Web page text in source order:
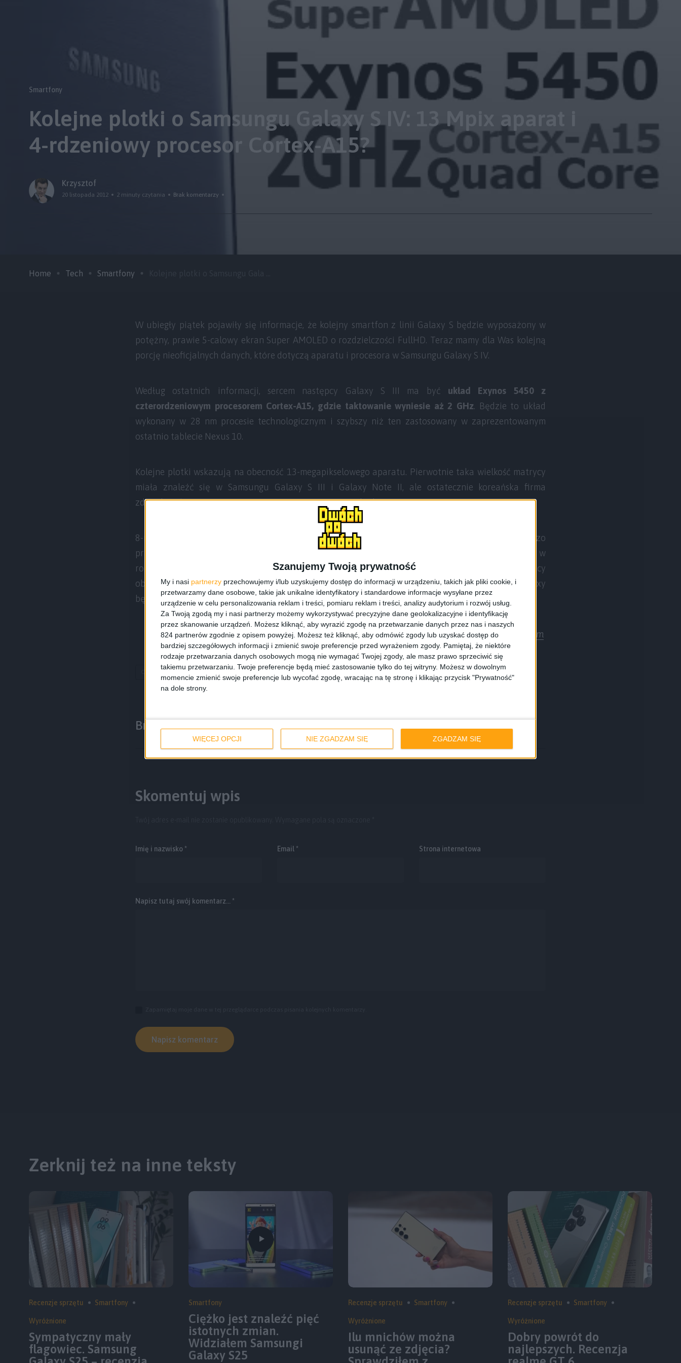
Szanujemy Twoją prywatność
My i nasi partnerzy przechowujemy i/lub uzyskujemy dostęp do informacji w urządzeniu, takich jak pliki cookie, i
przetwarzamy dane osobowe, takie jak unikalne identyfikatory i standardowe informacje wysyłane przez
urządzenie w celu personalizowania reklam i treści, pomiaru reklam i treści, analizy audytorium i rozwój usług.
Za Twoją zgodą my i nasi partnerzy możemy wykorzystywać precyzyjne dane geolokalizacyjne i identyfikację
przez skanowanie urządzeń. Możesz kliknąć, aby wyrazić zgodę na przetwarzanie danych przez nas i naszych
824 partnerów zgodnie z opisem powyżej. Możesz też kliknąć, aby odmówić zgody lub uzyskać dostęp do
bardziej szczegółowych informacji i zmienić swoje preferencje przed wyrażeniem zgody. Pamiętaj, że niektóre
rodzaje przetwarzania danych osobowych mogą nie wymagać Twojej zgody, ale masz prawo sprzeciwić się
takiemu przetwarzaniu. Twoje preferencje będą mieć zastosowanie tylko do tej witryny. Możesz w dowolnym
momencie zmienić swoje preferencje lub wycofać zgodę, wracając na tę stronę i klikając przycisk "Prywatność"
na dole strony.
WIĘCEJ OPCJI NIE ZGADZAM SIĘ ZGADZAM SIĘ
Smartfony
Kolejne plotki o Samsungu Galaxy S IV: 13 Mpix aparat i
4-rdzeniowy procesor Cortex-A15?
Krzysztof
20 listopada 2012 2 minuty czytania Brak komentarzy
Home Tech Smartfony
W ubiegły piątek pojawiły się informacje, że kolejny smartfon z linii Galaxy S będzie wyposażony w
potężny, prawie 5-calowy ekran Super AMOLED o rozdzielczości FullHD. Teraz mamy dla Was kolejną
porcję nieoficjalnych danych, które dotyczą aparatu i procesora w Samsungu Galaxy S IV.
Według ostatnich informacji, sercem następcy Galaxy S III ma być układ Exynos 5450 z
czterordzeniowym procesorem Cortex-A15, gdzie taktowanie wyniesie aż 2 GHz. Będzie to układ
wykonany w 28 nm procesie technologicznym i szybszy niż ten zastosowany w zaprezentowanym
ostatnio tablecie Nexus 10.
Kolejne plotki wskazują na obecność 13-megapikselowego aparatu. Pierwotnie taka wielkość matrycy
miała znaleźć się w Samsungu Galaxy S III i Galaxy Note II, ale ostatecznie koreańska firma
zdecydowała się zastosować mniejszą matrycę 8 Megapikseli.
8-megapikselowy aparat miała też poprzednia generacja smartfonu, czyli Galaxy S II, więc jest bardzo
prawdopodobne, że Galaxy S IV będzie miał większą matrycę i możliwość wykonywania zdjęć w
rozdzielczości 4208 x 3120 pikseli. Co więcej, do przetworzenia tak dużych zdjęć potrzeba sporej mocy
obliczeniowej i dodatkowej pamięci RAM, więc już teraz można mówić, że kolejny smartfon Galaxy
będzie miał minimum 2 GB RAM’u.
źródło:gsmarena.com
Exynos 5450 Samsung Galaxy S 4
Brak komentarzy
Skomentuj wpis
Imię i nazwisko * Email * Strona internetowa
Napisz tutaj swój komentarz... *
Zerknij też na inne teksty
Recenzje sprzętu Smartfony
Wyróżnione
Sympatyczny mały
flagowiec. Samsung
Smartfony
Ciężko jest znaleźć pięć
istotnych zmian.
Widziałem Samsungi
Galaxy S25
Recenzje sprzętu Smartfony
Wyróżnione
Ilu mnichów można
usunąć ze zdjęcia?
Recenzje sprzętu Smartfony
Wyróżnione
Dobry powrót do
najlepszych. Recenzja